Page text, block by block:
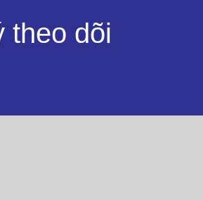
theo dõi